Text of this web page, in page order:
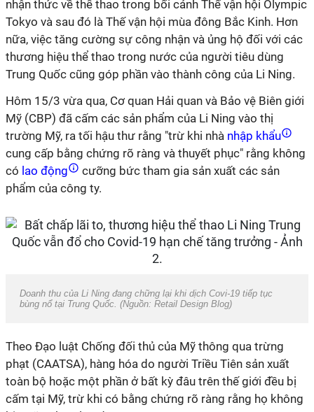
nhận thức về thể thao trong bối cảnh Thế vận hội Olympic
Tokyo và sau đó là Thế vận hội mùa đông Bắc Kinh. Hơn
nữa, việc tăng cường sự công nhận và ủng hộ đối với các
thương hiệu thể thao trong nước của người tiêu dùng
Trung Quốc cũng góp phần vào thành công của Li Ning.
Hôm 15/3 vừa qua, Cơ quan Hải quan và Bảo vệ Biên giới
Mỹ (CBP) đã cấm các sản phẩm của Li Ning vào thị
trường Mỹ, ra tối hậu thư rằng "trừ khi nhà nhập khẩu
cung cấp bằng chứng rõ ràng và thuyết phục" rằng không
có lao động
cưỡng bức tham gia sản xuất các sản
phẩm của công ty.
Doanh thu của Li Ning đang chững lại khi dịch Covi-19 tiếp tục
bùng nổ tại Trung Quốc. (Nguồn: Retail Design Blog)
Theo Đạo luật Chống đối thủ của Mỹ thông qua trừng
phạt (CAATSA), hàng hóa do người Triều Tiên sản xuất
toàn bộ hoặc một phần ở bất kỳ đâu trên thế giới đều bị
cấm tại Mỹ, trừ khi có bằng chứng rõ ràng rằng họ không